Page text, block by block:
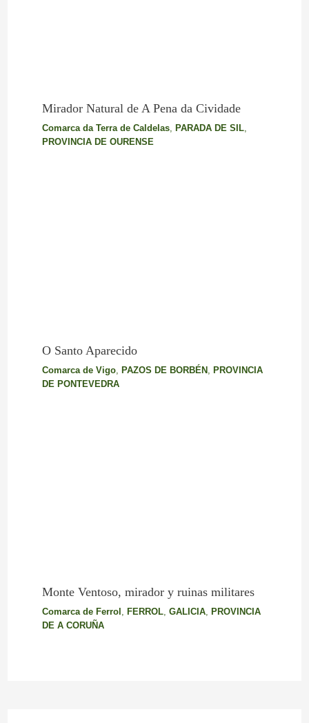
Mirador Natural de A Pena da Cividade
Comarca da Terra de Caldelas, PARADA DE SIL,
PROVINCIA DE OURENSE
O Santo Aparecido
Comarca de Vigo, PAZOS DE BORBÉN
PROVINCIA
DE PONTEVEDRA
Monte Ventoso, mirador y ruinas militares
Comarca de Ferrol , FERROL, GALICIA, PROVINCIA
DE A CORUÑA